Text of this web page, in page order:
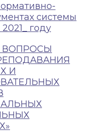
системы
году
ВОПРОСЫ
И